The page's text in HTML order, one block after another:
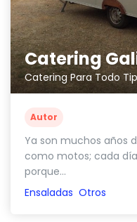
Catering
Catering Para Todo
Autor
Ya son muchos años
como motos; cada
porque...
Ensaladas Otros